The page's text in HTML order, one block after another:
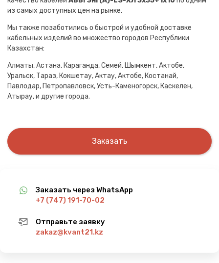
из самых доступных цен на рынке.
Мы также позаботились о быстрой и удобной доставке
кабельных изделий во множество городов Республики
Казахстан:
Алматы, Астана, Караганда, Семей, Шымкент, Актобе,
Уральск, Тараз, Кокшетау, Актау, Актобе, Костанай,
Павлодар, Петропавловск, Усть-Каменогорск, Каскелен,
Атырау, и другие города.
Заказать
Заказать через WhatsApp
+7 (747) 191-70-02
Отправьте заявку
zakaz@kvant21.kz